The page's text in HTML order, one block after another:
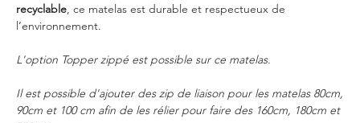
recyclable , ce matelas est durable et respectueux de
l’environnement.
L'option Topper zippé est possible sur ce matelas.
Il est possible d'ajouter des zip de liaison pour les matelas 80cm,
90cm et 100 cm afin de les rélier pour faire des 160cm, 180cm et